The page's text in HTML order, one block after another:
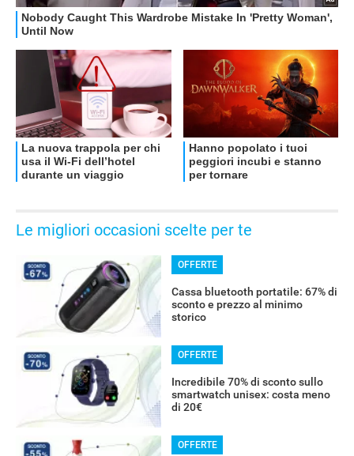
OFFERTE
Le migliori occasioni scelte per te
OFFERTE
Cassa bluetooth portatile: 67% di
sconto e prezzo al minimo
storico
OFFERTE
Incredibile 70% di sconto sullo
smartwatch unisex: costa meno
di 20€
OFFERTE